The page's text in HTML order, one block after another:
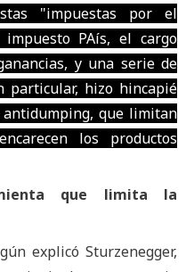
"impuestas por el
PAís, el cargo
y una serie de
particular, hizo hincapié
que limitan
los productos
que limita la
explicó Sturzenegger,